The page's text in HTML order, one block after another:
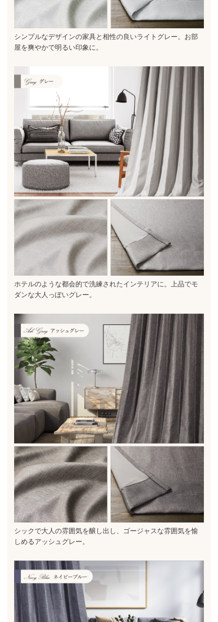
シンプルなデザインの家具と相性の良いライトグレー。お部
屋を爽やかで明るい印象に。
ホテルのような都会的で洗練されたインテリアに。上品でモ
ダンな大人っぽいグレー。
シックで大人の雰囲気を醸し出し、ゴージャスな雰囲気を愉
しめるアッシュグレー。